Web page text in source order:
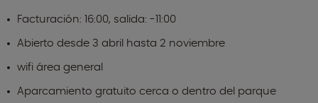
Facturación: 16:00, salida: -11:00
Abierto desde 3 abril hasta 2 noviembre
wifi área general
Aparcamiento gratuito cerca o dentro del parque